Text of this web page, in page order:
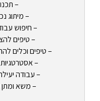
–
– מיתוג
– חיפוש
– טיפים
– טיפים וכלים
–
– עבודה
– משא ומתן